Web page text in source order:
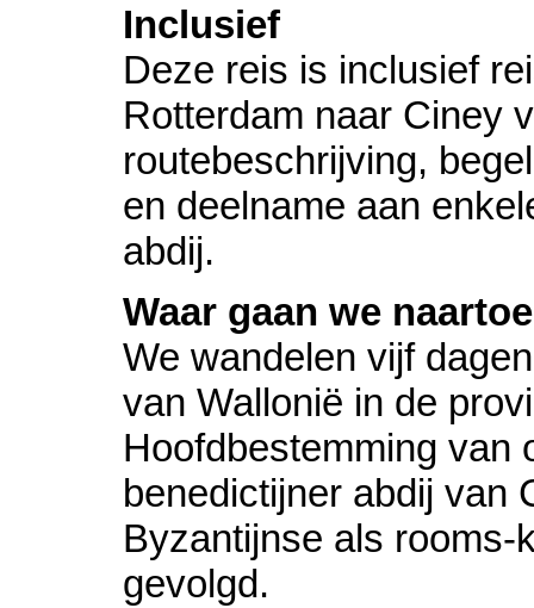
Inclusief
Deze reis is inclusief
Rotterdam naar Ciney
routebeschrijving,
en deelname aan
abdij.
Waar gaan we
We wandelen vijf
van Wallonië in de
Hoofdbestemming van
benedictijner abdij van
Byzantijnse als rooms-
gevolgd.